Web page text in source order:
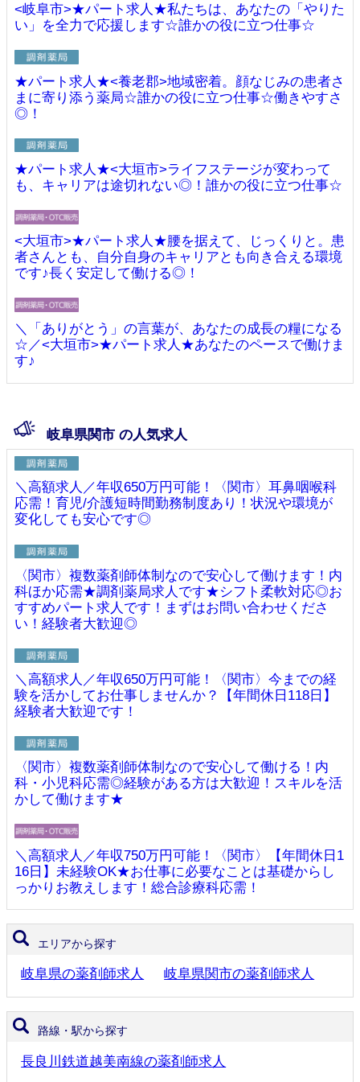
<岐阜市>★パート求人★私たちは、あなたの「やりた
い」を全力で応援します☆誰かの役に立つ仕事☆
★パート求人★<養老郡>地域密着。顔なじみの患者さ
まに寄り添う薬局☆誰かの役に立つ仕事☆働きやすさ
◎！
★パート求人★<大垣市>ライフステージが変わって
も、キャリアは途切れない◎！誰かの役に立つ仕事☆
<大垣市>★パート求人★腰を据えて、じっくりと。患
者さんとも、自分自身のキャリアとも向き合える環境
です♪長く安定して働ける◎！
＼「ありがとう」の言葉が、あなたの成長の糧になる
☆／<大垣市>★パート求人★あなたのペースで働けま
す♪
岐阜県関市 の人気求人
＼高額求人／年収650万円可能！〈関市〉耳鼻咽喉科
応需！育児/介護短時間勤務制度あり！状況や環境が
変化しても安心です◎
〈関市〉複数薬剤師体制なので安心して働けます！内
科ほか応需★調剤薬局求人です★シフト柔軟対応◎お
すすめパート求人です！まずはお問い合わせくださ
い！経験者大歓迎◎
＼高額求人／年収650万円可能！〈関市〉今までの経
験を活かしてお仕事しませんか？【年間休日118日】
経験者大歓迎です！
〈関市〉複数薬剤師体制なので安心して働ける！内
科・小児科応需◎経験がある方は大歓迎！スキルを活
かして働けます★
＼高額求人／年収750万円可能！〈関市〉【年間休日1
16日】未経験OK★お仕事に必要なことは基礎からし
っかりお教えします！総合診療科応需！
エリアから探す
岐阜県の薬剤師求人 岐阜県関市の薬剤師求人
路線・駅から探す
長良川鉄道越美南線の薬剤師求人